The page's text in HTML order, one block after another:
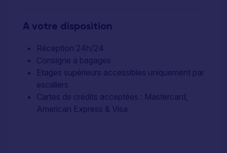
A votre disposition
Réception 24h/24
Consigne à bagages
Etages supérieurs accessibles uniquement par
escaliers
Cartes de crédits acceptées : Mastercard,
American Express & Visa